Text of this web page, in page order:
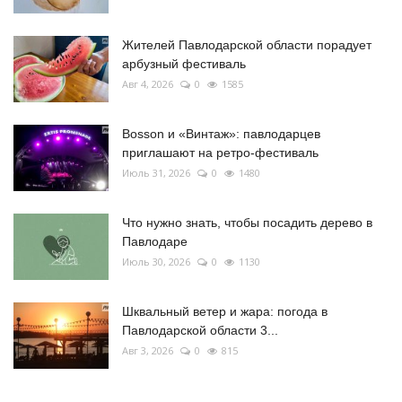
Жителей Павлодарской области порадует
арбузный фестиваль
Авг 4, 2026 0 1585
Bosson и «Винтаж»: павлодарцев
приглашают на ретро-фестиваль
Июль 31, 2026 0 1480
Что нужно знать, чтобы посадить дерево в
Павлодаре
Июль 30, 2026 0 1130
Шквальный ветер и жара: погода в
Павлодарской области 3...
Авг 3, 2026 0 815